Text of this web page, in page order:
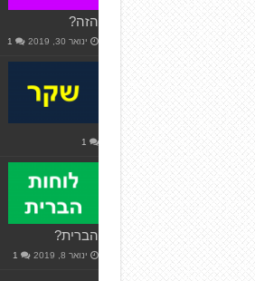
הזה?
ינואר 30, 2019 1
1
הברית?
ינואר 8, 2019 1